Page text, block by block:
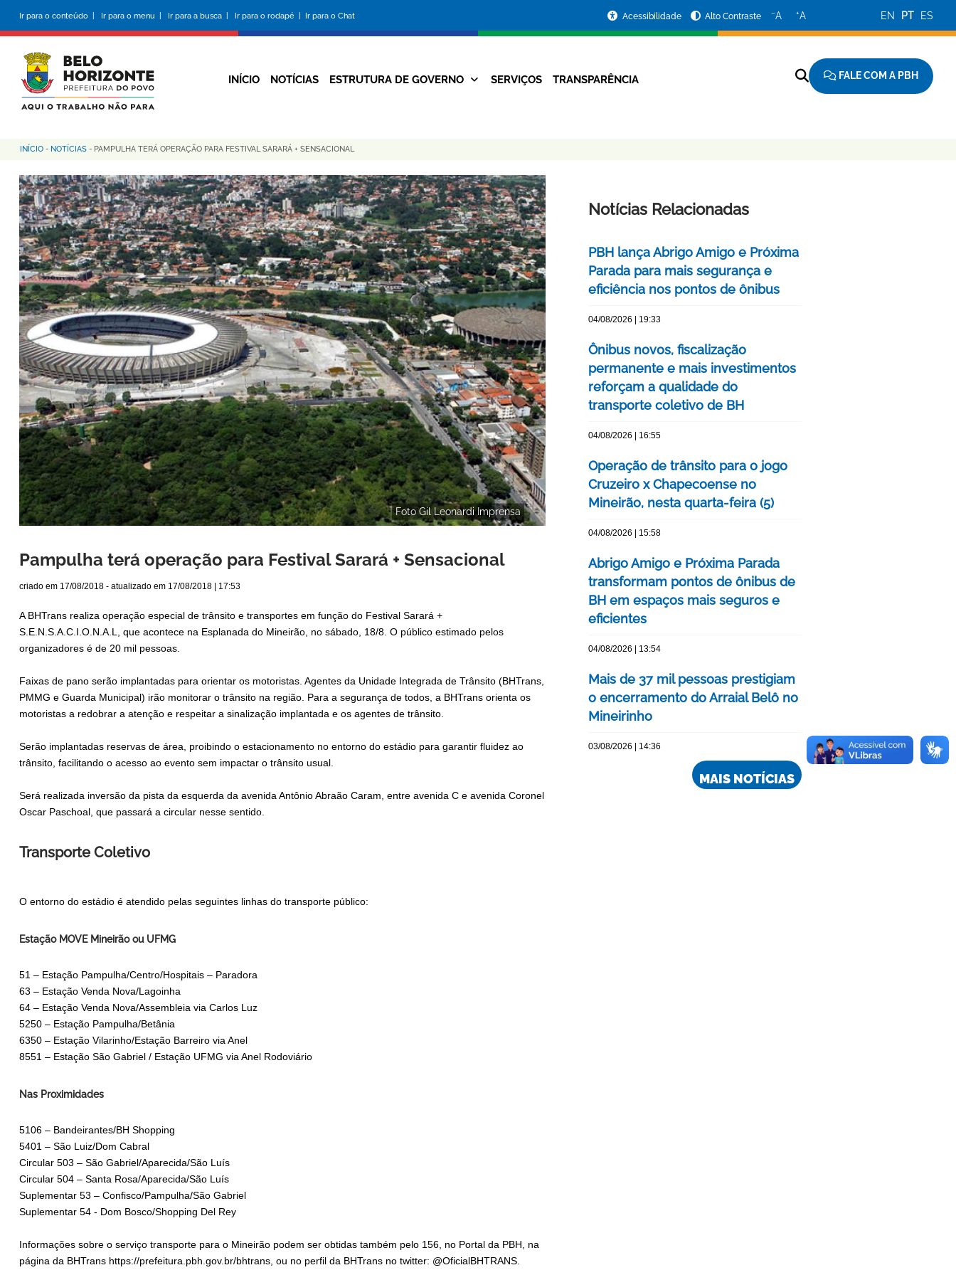
conteúdo
principal
Ir para o conteúdo | Ir para o menu | Ir para a busca | Ir para o rodapé | Ir para o Chat
da
Prefeitura
Acessibilidade Alto Contraste −A +A EN PT ES
Navegação
INÍCIO NOTÍCIAS ESTRUTURA DE GOVERNO SERVIÇOS TRANSPARÊNCIA FALE COM A PBH
Trilha
de
navegação
INÍCIO - NOTÍCIAS - PAMPULHA TERÁ OPERAÇÃO PARA FESTIVAL SARARÁ + SENSACIONAL
Foto Gil Leonardi Imprensa
Pampulha terá operação para Festival Sarará + Sensacional
criado em 17/08/2018 - atualizado em 17/08/2018 | 17:53
A BHTrans realiza operação especial de trânsito e transportes em função do Festival Sarará +
S.E.N.S.A.C.I.O.N.A.L, que acontece na Esplanada do Mineirão, no sábado, 18/8. O público estimado pelos
organizadores é de 20 mil pessoas.
Faixas de pano serão implantadas para orientar os motoristas. Agentes da Unidade Integrada de Trânsito (BHTrans,
PMMG e Guarda Municipal) irão monitorar o trânsito na região. Para a segurança de todos, a BHTrans orienta os
motoristas a redobrar a atenção e respeitar a sinalização implantada e os agentes de trânsito.
Serão implantadas reservas de área, proibindo o estacionamento no entorno do estádio para garantir fluidez ao
trânsito, facilitando o acesso ao evento sem impactar o trânsito usual.
Será realizada inversão da pista da esquerda da avenida Antônio Abraão Caram, entre avenida C e avenida Coronel
Oscar Paschoal, que passará a circular nesse sentido.
Transporte Coletivo
O entorno do estádio é atendido pelas seguintes linhas do transporte público:
Estação MOVE Mineirão ou UFMG
51 – Estação Pampulha/Centro/Hospitais – Paradora
63 – Estação Venda Nova/Lagoinha
64 – Estação Venda Nova/Assembleia via Carlos Luz
5250 – Estação Pampulha/Betânia
6350 – Estação Vilarinho/Estação Barreiro via Anel
8551 – Estação São Gabriel / Estação UFMG via Anel Rodoviário
Nas Proximidades
5106 – Bandeirantes/BH Shopping
5401 – São Luiz/Dom Cabral
Circular 503 – São Gabriel/Aparecida/São Luís
Circular 504 – Santa Rosa/Aparecida/São Luís
Suplementar 53 – Confisco/Pampulha/São Gabriel
Suplementar 54 - Dom Bosco/Shopping Del Rey
Informações sobre o serviço transporte para o Mineirão podem ser obtidas também pelo 156, no Portal da PBH, na
página da BHTrans https://prefeitura.pbh.gov.br/bhtrans, ou no perfil da BHTrans no twitter: @OficialBHTRANS.
Notícias Relacionadas
PBH lança Abrigo Amigo e Próxima
Parada para mais segurança e
eficiência nos pontos de ônibus
04/08/2026 | 19:33
Ônibus novos, fiscalização
permanente e mais investimentos
reforçam a qualidade do
transporte coletivo de BH
04/08/2026 | 16:55
Operação de trânsito para o jogo
Cruzeiro x Chapecoense no
Mineirão, nesta quarta-feira (5)
04/08/2026 | 15:58
Abrigo Amigo e Próxima Parada
transformam pontos de ônibus de
BH em espaços mais seguros e
eficientes
04/08/2026 | 13:54
Mais de 37 mil pessoas prestigiam
o encerramento do Arraial Belô no
Mineirinho
03/08/2026 | 14:36
MAIS NOTÍCIAS